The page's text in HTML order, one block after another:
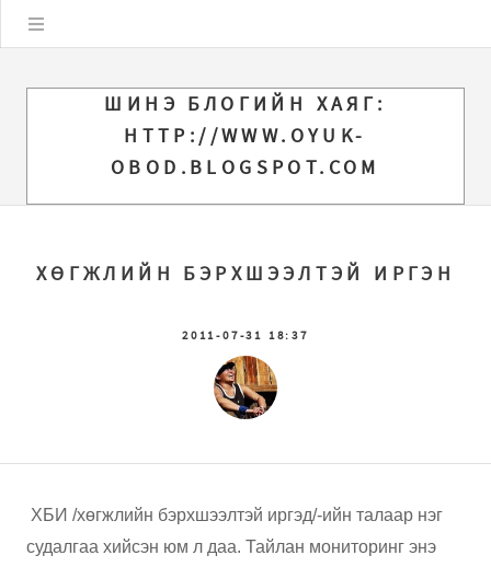
ШИНЭ БЛОГИЙН ХАЯГ:
HTTP://WWW.OYUK-
OBOD.BLOGSPOT.COM
ХӨГЖЛИЙН БЭРХШЭЭЛТЭЙ ИРГЭН
2011-07-31 18:37
ХБИ /хөгжлийн бэрхшээлтэй иргэд/-ийн талаар нэг
судалгаа хийсэн юм л даа. Тайлан мониторинг энэ